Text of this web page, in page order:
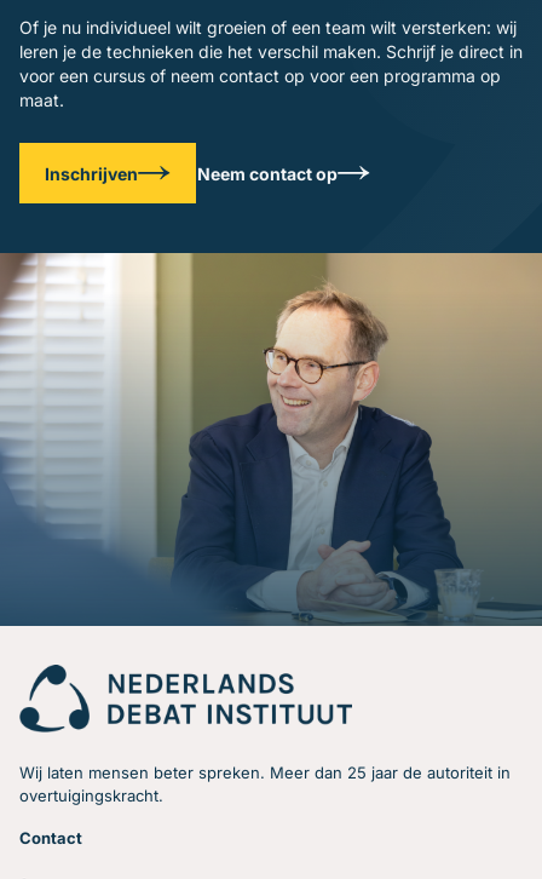
Of je nu individueel wilt groeien of een team wilt versterken: wij
leren je de technieken die het verschil maken. Schrijf je direct in
voor een cursus of neem contact op voor een programma op
maat.
Inschrijven Neem contact op
Wij laten mensen beter spreken. Meer dan 25 jaar de autoriteit in
overtuigingskracht.
Contact